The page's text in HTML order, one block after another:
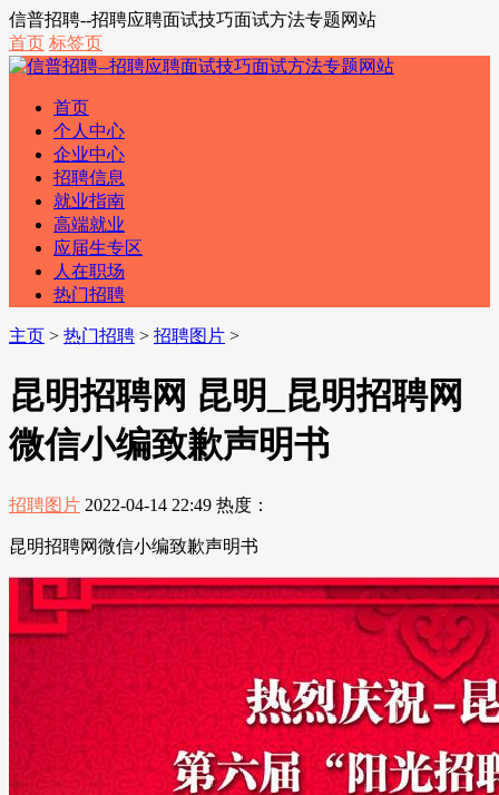
信普招聘--招聘应聘面试技巧面试方法专题网站
首页 标签页
首页
个人中心
企业中心
招聘信息
就业指南
高端就业
应届生专区
人在职场
热门招聘
主页 > 热门招聘 > 招聘图片 >
昆明招聘网 昆明_昆明招聘网
微信小编致歉声明书
招聘图片 2022-04-14 22:49 热度：
昆明招聘网微信小编致歉声明书